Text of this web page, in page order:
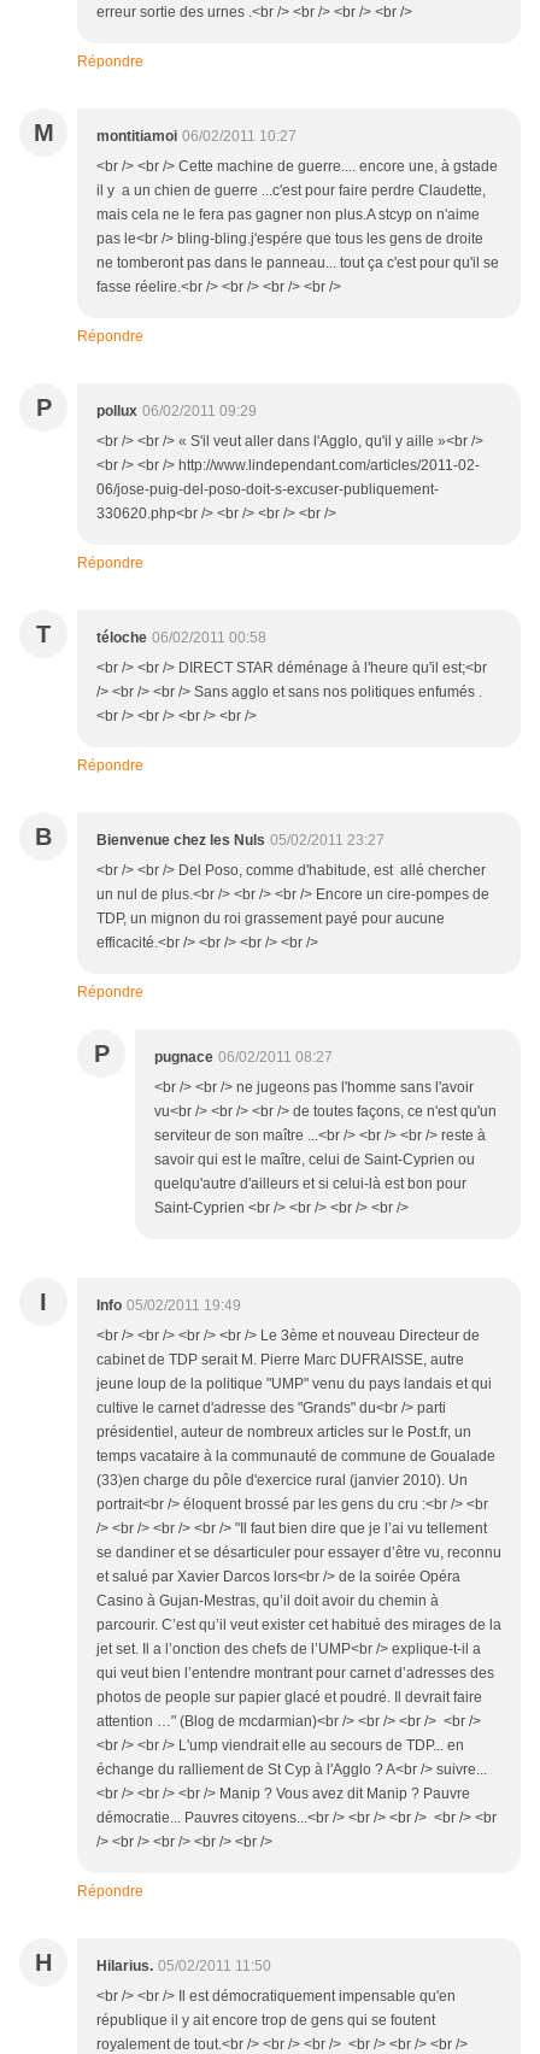
erreur sortie des urnes .<br /> <br /> <br /> <br />
Répondre
M montitiamoi 06/02/2011 10:27
<br /> <br /> Cette machine de guerre.... encore une, à gstade
il y a un chien de guerre ...c'est pour faire perdre Claudette,
mais cela ne le fera pas gagner non plus.A stcyp on n'aime
pas le<br /> bling-bling.j'espére que tous les gens de droite
ne tomberont pas dans le panneau... tout ça c'est pour qu'il se
fasse réelire.<br /> <br /> <br /> <br />
Répondre
P pollux 06/02/2011 09:29
<br /> <br /> « S'il veut aller dans l'Agglo, qu'il y aille »<br />
<br /> <br /> http://www.lindependant.com/articles/2011-02-
06/jose-puig-del-poso-doit-s-excuser-publiquement-
330620.php<br /> <br /> <br /> <br />
Répondre
T téloche 06/02/2011 00:58
<br /> <br /> DIRECT STAR déménage à l'heure qu'il est;<br
/> <br /> <br /> Sans agglo et sans nos politiques enfumés .
<br /> <br /> <br /> <br />
Répondre
B Bienvenue chez les Nuls 05/02/2011 23:27
<br /> <br /> Del Poso, comme d'habitude, est allé chercher
un nul de plus.<br /> <br /> <br /> Encore un cire-pompes de
TDP, un mignon du roi grassement payé pour aucune
efficacité.<br /> <br /> <br /> <br />
Répondre
P pugnace 06/02/2011 08:27
<br /> <br /> ne jugeons pas l'homme sans l'avoir
vu<br /> <br /> <br /> de toutes façons, ce n'est qu'un
serviteur de son maître ...<br /> <br /> <br /> reste à
savoir qui est le maître, celui de Saint-Cyprien ou
quelqu'autre d'ailleurs et si celui-là est bon pour
Saint-Cyprien <br /> <br /> <br /> <br />
I Info 05/02/2011 19:49
<br /> <br /> <br /> <br /> Le 3ème et nouveau Directeur de
cabinet de TDP serait M. Pierre Marc DUFRAISSE, autre
jeune loup de la politique "UMP" venu du pays landais et qui
cultive le carnet d'adresse des "Grands" du<br /> parti
présidentiel, auteur de nombreux articles sur le Post.fr, un
temps vacataire à la communauté de commune de Goualade
(33)en charge du pôle d'exercice rural (janvier 2010). Un
portrait<br /> éloquent brossé par les gens du cru :<br /> <br
/> <br /> <br /> <br /> "Il faut bien dire que je l’ai vu tellement
se dandiner et se désarticuler pour essayer d’être vu, reconnu
et salué par Xavier Darcos lors<br /> de la soirée Opéra
Casino à Gujan-Mestras, qu’il doit avoir du chemin à
parcourir. C’est qu’il veut exister cet habitué des mirages de la
jet set. Il a l’onction des chefs de l’UMP<br /> explique-t-il a
qui veut bien l’entendre montrant pour carnet d’adresses des
photos de people sur papier glacé et poudré. Il devrait faire
attention …" (Blog de mcdarmian)<br /> <br /> <br /> <br />
<br /> <br /> L'ump viendrait elle au secours de TDP... en
échange du ralliement de St Cyp à l'Agglo ? A<br /> suivre...
<br /> <br /> <br /> Manip ? Vous avez dit Manip ? Pauvre
démocratie... Pauvres citoyens...<br /> <br /> <br /> <br /> <br
/> <br /> <br /> <br /> <br />
Répondre
H Hilarius. 05/02/2011 11:50
<br /> <br /> Il est démocratiquement impensable qu'en
république il y ait encore trop de gens qui se foutent
royalement de tout.<br /> <br /> <br /> <br /> <br /> <br />